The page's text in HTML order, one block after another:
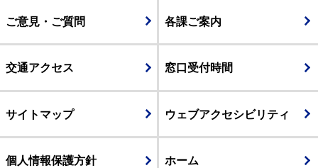
ご意見・ご質問 各課ご案内
交通アクセス 窓口受付時間
サイトマップ ウェブアクセシビリティ
個人情報保護方針 ホーム